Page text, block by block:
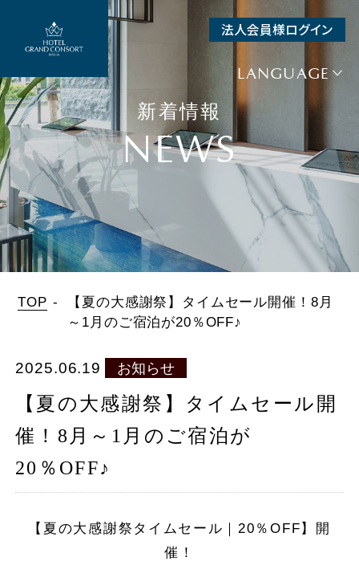
法人会員様ログイン
LANGUAGE
新着情報
NEWS
TOP
【夏の大感謝祭】タイムセール開催！8月
～1月のご宿泊が20％OFF♪
2025.06.19 お知らせ
【夏の大感謝祭】タイムセール開
催！8月～1月のご宿泊が
20％OFF♪
【夏の大感謝祭タイムセール｜20％OFF】開
催！
SEARCH
宿泊予約
航空券＋宿泊
+ レンタカー＋宿泊
泊数
泊
人数（1室）
TEL.098-860-5577